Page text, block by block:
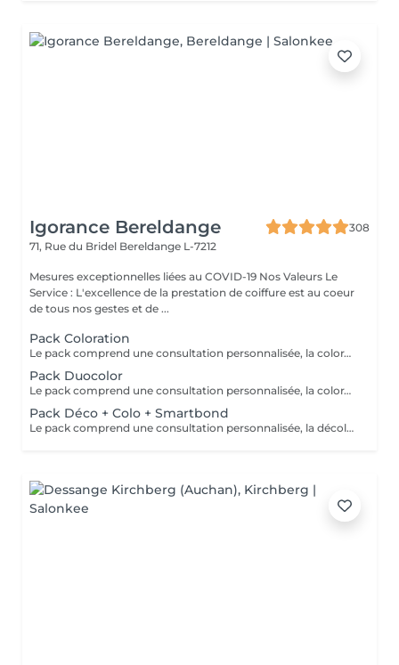
Igorance Bereldange
308
71, Rue du Bridel Bereldange L-7212
Mesures exceptionnelles liées au COVID-19 Nos Valeurs Le
Service : L'excellence de la prestation de coiffure est au coeur
de tous nos gestes et de ...
Pack Coloration
Le pack comprend une consultation personnalisée, la coloration des racines avec les produits L’OREAL PROFESSIONNEL , shampooing et conditionneur spécifiques REDKEN , le séchage et les produits de styling REDKEN Option Coupe : la coupe IGORANCE ( finition sur cheveux secs), le séchage et les produits de finitions REDKEN. * Tarifs à titre indicatifs à confirmer après la consultation personnalisée établit auprès de votre coiffeur/stylist/spécialiste * La direction se réserve le droit d’apporter des modifications pour le bon fonctionnement du salon
Pack Duocolor
Le pack comprend une consultation personnalisée, la coloration des racines et un coup de soleil avec les produits LOREAL PROFESSIONNEL , shampooing et conditionneur spécifiques REDKEN , le séchage et les produits de styling REDKEN Option Coupe : la coupe IGORANCE (finitions sur cheveux secs) , le séchage et les produits de styling REDKEN * Tarifs à titre indicatifs à confirmer après la consultation personnalisée établit auprès de votre coiffeur/stylist/spécialiste * La direction se réserve le droit d’apporter des modifications pour le bon fonctionnement du salon
Pack Déco + Colo + Smartbond
Le pack comprend une consultation personnalisée, la décoloration avec son protecteur et le gloss avec les produits LOREAL PROFESSIONNEL , shampooing et conditionneur spécifiques REDKEN , le séchage et les produits de styling REDKEN Option Coupe : la coupe IGORANCE (finition sur cheveux secs), le séchage et les produits de styling REDKEN. * Tarifs à titre indicatifs à confirmer après la consultation personnalisée établit auprès de votre coiffeur/stylist/spécialiste * La direction se réserve le droit d’apporter des modifications pour le bon fonctionnement du salon